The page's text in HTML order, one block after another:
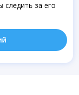
следить за его